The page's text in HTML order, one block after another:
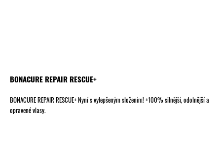
BONACURE REPAIR RESCUE+
BONACURE REPAIR RESCUE+ Nyní s vylepšeným složením! +100% silnější, odolnější a
opravené vlasy.